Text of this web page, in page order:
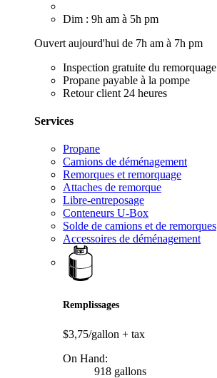
Dim : 9h am à 5h pm
Ouvert aujourd'hui de 7h am à 7h pm
Inspection gratuite du remorquage
Propane payable à la pompe
Retour client 24 heures
Services
Propane
Camions de déménagement
Remorques et remorquage
Attaches de remorque
Libre-entreposage
Conteneurs U-Box
Solde de camions et de remorques
Accessoires de déménagement
Remplissages
$3,75/gallon + tax
On Hand:
918 gallons